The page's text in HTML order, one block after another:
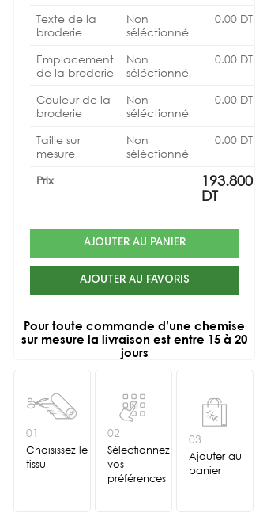
Texte de la
broderie
Non
séléctionné
0.00 DT
Emplacement
de la broderie
Non
séléctionné
0.00 DT
Couleur de la
broderie
Non
séléctionné
0.00 DT
Taille sur
mesure
Non
séléctionné
0.00 DT
Prix
193.800
DT
AJOUTER AU PANIER
AJOUTER AU FAVORIS
Pour toute commande d’une chemise
sur mesure la livraison est entre 15 à 20
jours
01
Choisissez le
tissu
02
Sélectionnez
vos
préférences
03
Ajouter au
panier